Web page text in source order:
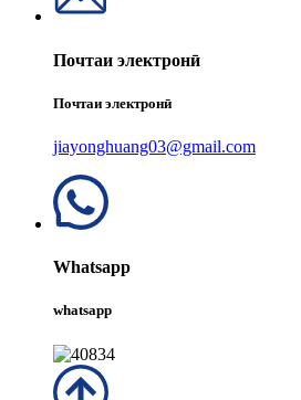
Почтаи электронӣ
Почтаи электронӣ
jiayonghuang03@gmail.com
Whatsapp
whatsapp